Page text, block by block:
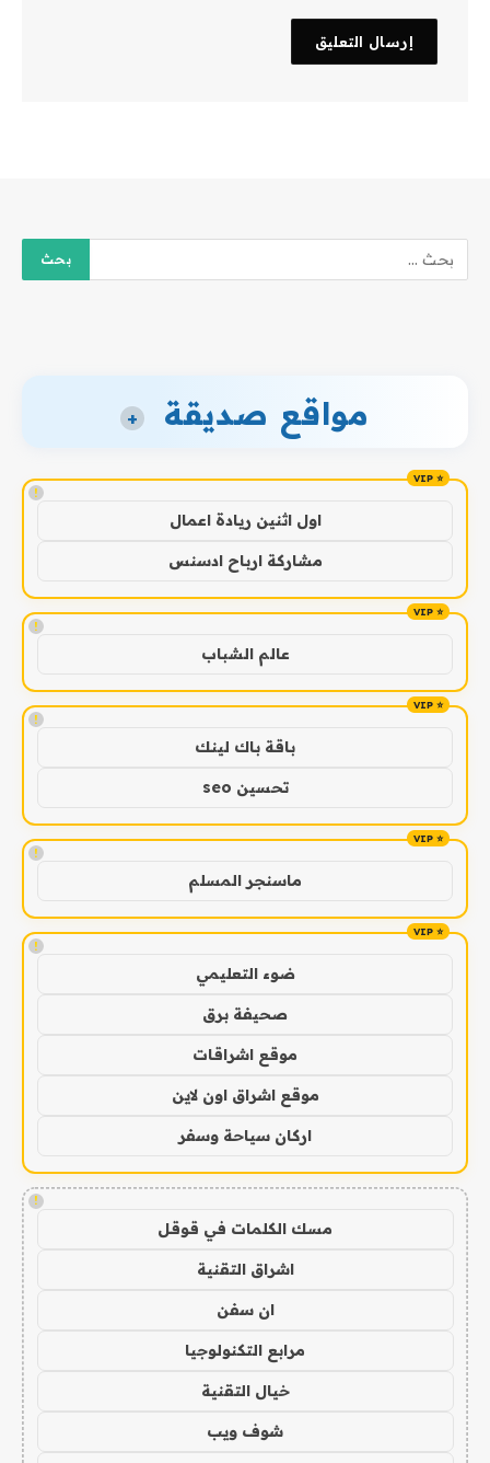
مواقع صديقة +
!
اول اثنين ريادة اعمال
مشاركة ارباح ادسنس
!
عالم الشباب
!
باقة باك لينك
تحسين seo
!
ماسنجر المسلم
!
ضوء التعليمي
صحيفة برق
موقع اشراقات
موقع اشراق اون لاين
اركان سياحة وسفر
!
مسك الكلمات في قوقل
اشراق التقنية
ان سفن
مرابع التكنولوجيا
خيال التقنية
شوف ويب